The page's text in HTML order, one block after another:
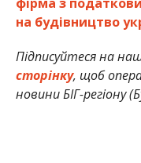
на будівництво
Підписуйтеся на
сторінку, щоб
новини БІГ-регіону